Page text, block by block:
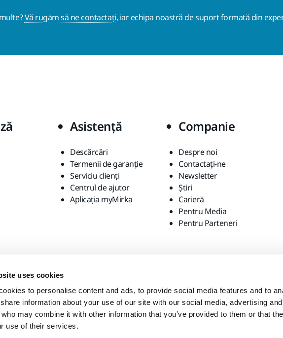
uses cookies
to personalise content and ads, to provide social media features and to
information about your use of our site with our social media, advertising
may combine it with other information that you’ve provided to them or that
use of their services.
Vă rugăm să ne contactați, iar echipa noastră de suport formată din
Asistență
Descărcări
Termenii de garanție
Serviciu clienți
Centrul de ajutor
Aplicația myMirka
Companie
Despre noi
Contactaţi-ne
Newsletter
Știri
Carieră
Pentru Media
Pentru Parteneri